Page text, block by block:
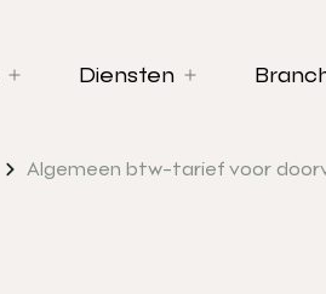
Diensten
Algemeen btw-tarief voor